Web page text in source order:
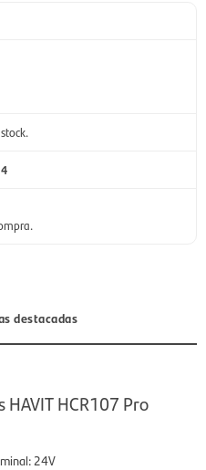
destacadas
HCR107 Pro
24V